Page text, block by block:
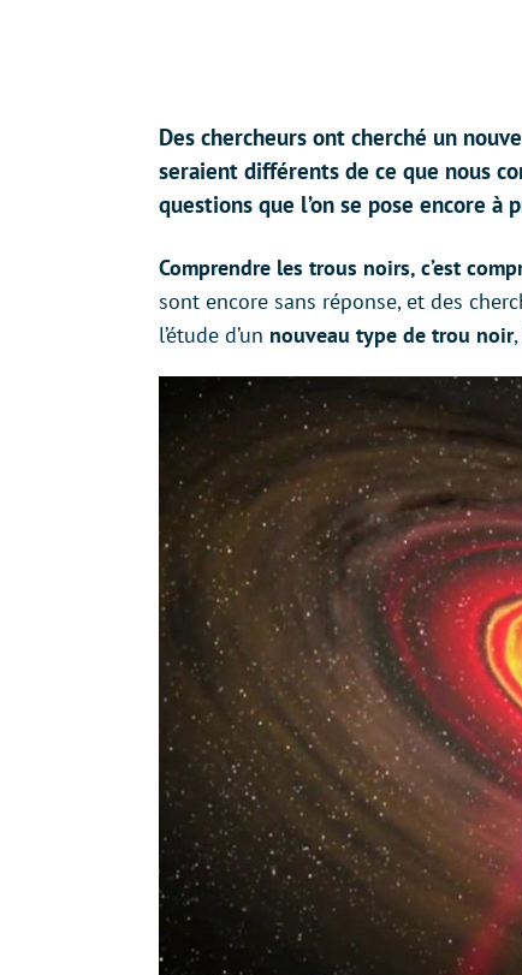
Des chercheurs ont cherché un
seraient différents de ce que nous
questions que l’on se pose encore à
Comprendre les trous noirs, c’est
sont encore sans réponse, et des
l’étude d’un nouveau type de trou noir